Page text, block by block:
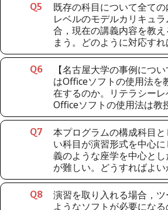
Q5
既存の科目について全て
レベルのモデルカリキュ
合，現在の講義内容を教
まう。どのように対応すれ
Q6
【名古屋大学の事例につ
はOfficeソフトの使用法を
在するのか。リテラシー
Officeソフトの使用法は教
Q7
本プログラムの構成科目
い科目が演習形式を中心
義のような座学を中心と
が難しい。どうすればよい
Q8
演習を取り入れる場合，
ようなソフトが必要にな